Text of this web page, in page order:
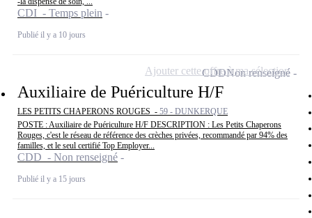
CDI - Temps plein
Publié il y a 10 jours
Auxiliaire de Puériculture H/F
LES PETITS CHAPERONS ROUGES - 59 - DUNKERQUE
POSTE : Auxiliaire de Puériculture H/F DESCRIPTION : Les Petits Chaperons
Rouges, c'est le réseau de référence des crèches privées, recommandé par 94% des
familles, et le seul certifié Top Employer...
CDD - Non renseigné
Publié il y a 15 jours
CDDNon renseigné
Ajouter cette offre à ma sélection